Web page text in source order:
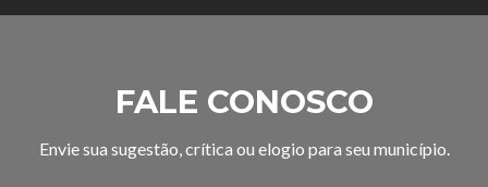
FALE CONOSCO
Envie sua sugestão, crítica ou elogio para seu município.